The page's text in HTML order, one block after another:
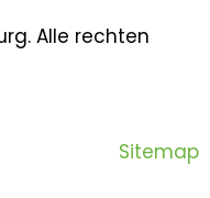
Alle rechten
Sitemap